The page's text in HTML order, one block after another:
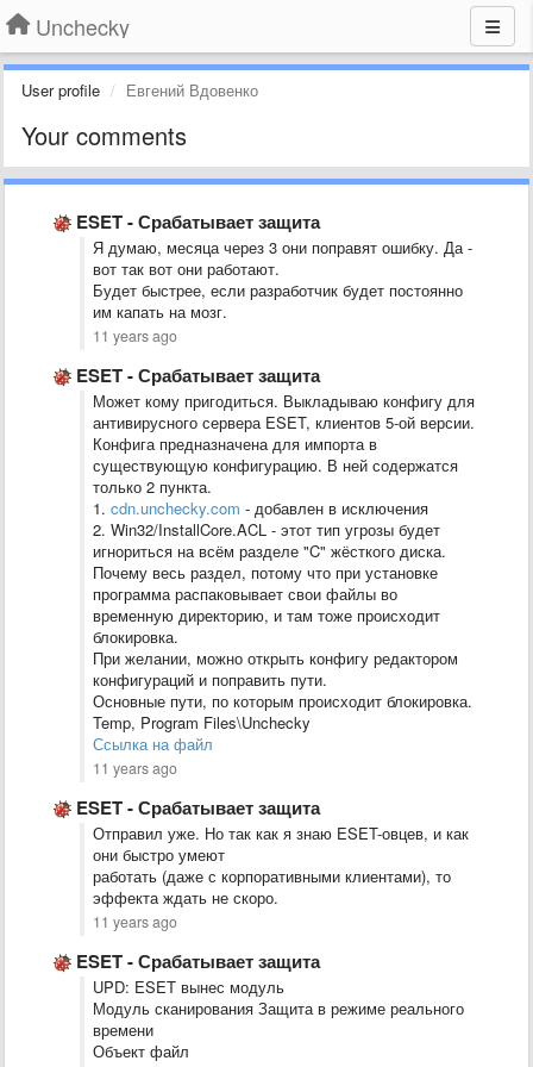
Unchecky
User profile Евгений Вдовенко
Your comments
ESET - Срабатывает защита
Я думаю, месяца через 3 они поправят ошибку. Да -
вот так вот они работают.
Будет быстрее, если разработчик будет постоянно
им капать на мозг.
11 years ago
ESET - Срабатывает защита
Может кому пригодиться. Выкладываю конфигу для
антивирусного сервера ESET, клиентов 5-ой версии.
Конфига предназначена для импорта в
существующую конфигурацию. В ней содержатся
только 2 пункта.
1. cdn.unchecky.com - добавлен в исключения
2. Win32/InstallCore.ACL - этот тип угрозы будет
игнориться на всём разделе "C" жёсткого диска.
Почему весь раздел, потому что при установке
программа распаковывает свои файлы во
временную директорию, и там тоже происходит
блокировка.
При желании, можно открыть конфигу редактором
конфигураций и поправить пути.
Основные пути, по которым происходит блокировка.
Temp, Program Files\Unchecky
Ссылка на файл
11 years ago
ESET - Срабатывает защита
Отправил уже. Но так как я знаю ESET-овцев, и как
они быстро умеют
работать (даже с корпоративными клиентами), то
эффекта ждать не скоро.
11 years ago
ESET - Срабатывает защита
UPD: ESET вынес модуль
Модуль сканирования Защита в режиме реального
времени
Объект файл